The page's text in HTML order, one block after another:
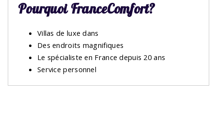
Pourquoi FranceComfort?
Villas de luxe dans
Des endroits magnifiques
Le spécialiste en France depuis 20 ans
Service personnel